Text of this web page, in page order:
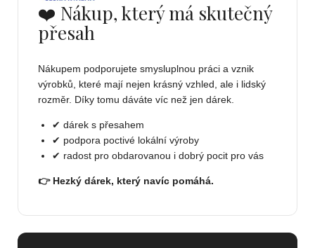
❤️ Nákup, který má skutečný
přesah
Nákupem podporujete smysluplnou práci a vznik
výrobků, které mají nejen krásný vzhled, ale i lidský
rozměr. Díky tomu dáváte víc než jen dárek.
✔ dárek s přesahem
✔ podpora poctivé lokální výroby
✔ radost pro obdarovanou i dobrý pocit pro vás
👉 Hezký dárek, který navíc pomáhá.